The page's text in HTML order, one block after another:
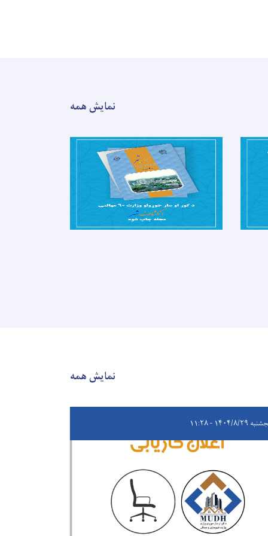
نمایش همه
نمایش همه
۱۴۰۴/۸/۲۹ - ۱۱:۲۸